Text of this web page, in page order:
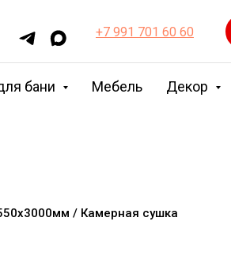
+7 991 701 60 60
бани Мебель Декор
/ Камерная сушка